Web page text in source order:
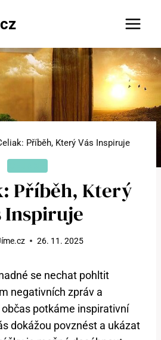
Příběh, Který Vás Inspiruje
Příběh, Který
Inspiruje
26. 11. 2025
se nechat pohltit
negativních zpráv a
potkáme inspirativní
dokážou povznést a ukázat